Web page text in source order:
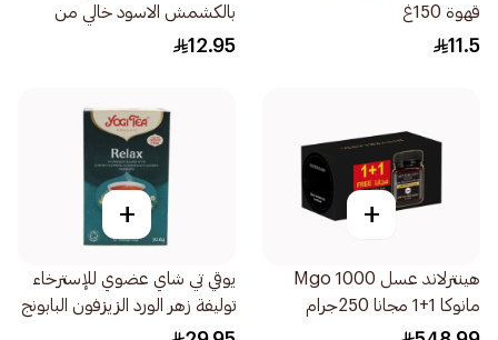
قهوة 150غ
11.5
بالكشمش الاسود خالي من
السكر 20جرام
12.95
+
هينترلاند عسل 1000 Mgo
مانوكا 1+1 مجانا 250جرام
+
يوقي تي شاي عضوي للإسترخاء
توليفة زهر الورد الزيزفون البابونج
17قطعة